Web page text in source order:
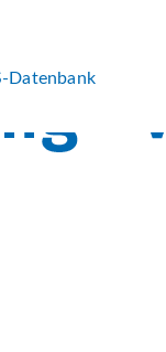
Datenbank